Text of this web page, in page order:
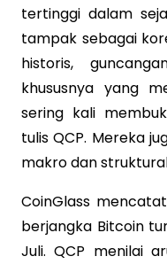
tertinggi dalam
tampak sebagai
historis,
khususnya yang
sering kali
tulis QCP. Mereka
makro dan
CoinGlass
berjangka Bitcoin
Juli. QCP menilai